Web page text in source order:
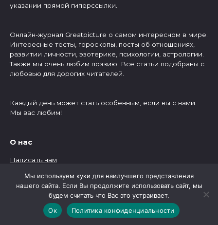
указании прямой гиперссылки.
Онлайн-журнал Greatpicture о самом интересном в мире.
Интересные тесты, гороскопы, посты об отношениях,
развитии личности, эзотерике, психологии, астрологии.
Также мы очень любим поэзию! Все статьи подобраны с
любовью для дорогих читателей.
Каждый день может стать особенным, если вы с нами.
Мы вас любим!
О нас
Написать нам
Политика конфиденциальности
Правообладателям
Мы используем куки для наилучшего представления
нашего сайта. Если Вы продолжите использовать сайт, мы
будем считать что Вас это устраивает.
Ок
Политика конфиденциальности